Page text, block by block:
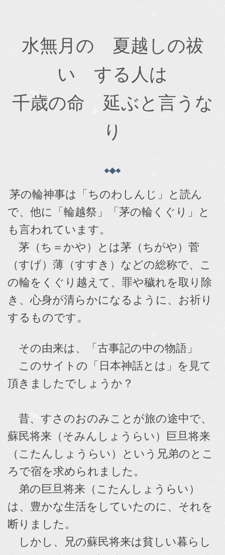
水無月の 夏越しの祓
い する人は
千歳の命 延ぶと言うな
り
茅の輪神事は「ちのわしんじ」と読ん
で、他に「輪越祭」「茅の輪くぐり」と
も言われています。
茅（ち＝かや）とは茅（ちがや）菅
（すげ）薄（すすき）などの総称で、こ
の輪をくぐり越えて、罪や穢れを取り除
き、心身が清らかになるように、お祈り
するものです。
その由来は、「古事記の中の物語」
このサイトの「日本神話とは」を見て
頂きましたでしょうか？
昔、すさのおのみことが旅の途中で、
蘇民将来（そみんしょうらい）巨旦将来
（こたんしょうらい）という兄弟のとこ
ろで宿を求められました。
弟の巨旦将来（こたんしょうらい）
は、豊かな生活をしていたのに、それを
断りました。
しかし、兄の蘇民将来は貧しい暮らし